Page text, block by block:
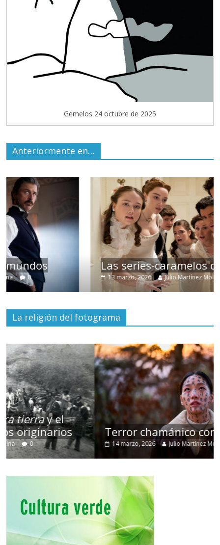
Gemelos 24 octubre de 2025
Anteriormente en…
Las series-caramelos de Shondaland
13 marzo, 2026 Julio Martínez Molina 0
La religión del fotograma
Terror chamánico coreano
14 marzo, 2026 Julio Martínez Molina 0